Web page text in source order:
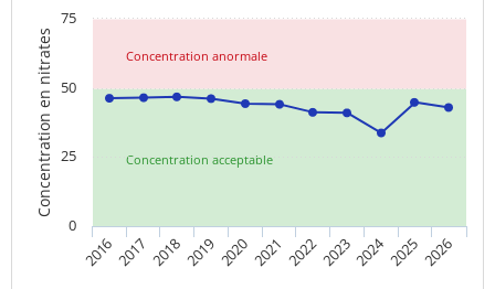
Concentration acceptable
Concentration anormale
Concentration en nitrates
20162017 2018201920202021 20222023202420252026
0
25
50
75